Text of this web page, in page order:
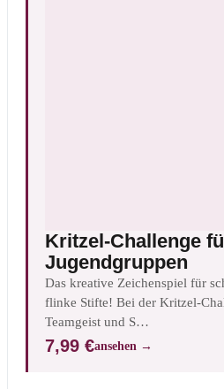
Kritzel-Challenge
Jugendgruppen
Das kreative Zeichenspiel für
flinke Stifte! Bei der Kritzel-
Teamgeist und S…
7,99 €ansehen →